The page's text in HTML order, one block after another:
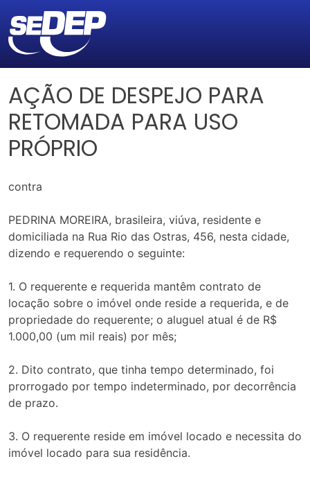
AÇÃO DE DESPEJO PARA
RETOMADA PARA USO
PRÓPRIO
contra
PEDRINA MOREIRA, brasileira, viúva, residente e
domiciliada na Rua Rio das Ostras, 456, nesta cidade,
dizendo e requerendo o seguinte:
1. O requerente e requerida mantêm contrato de
locação sobre o imóvel onde reside a requerida, e de
propriedade do requerente; o aluguel atual é de R$
1.000,00 (um mil reais) por mês;
2. Dito contrato, que tinha tempo determinado, foi
prorrogado por tempo indeterminado, por decorrência
de prazo.
3. O requerente reside em imóvel locado e necessita do
imóvel locado para sua residência.